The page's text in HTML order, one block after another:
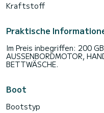
Kraftstoff
Praktische
Im Preis inbegriffen: 200 GB
AUSSENBORDMOTOR,
BETTWÄSCHE.
Boot
Bootstyp